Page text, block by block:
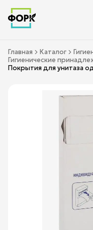
Главная Каталог
Гигиенические
Покрытия для унитаза